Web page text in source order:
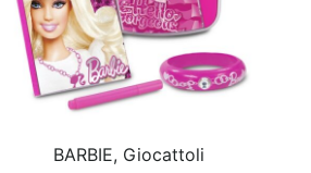
BARBIE, Giocattoli